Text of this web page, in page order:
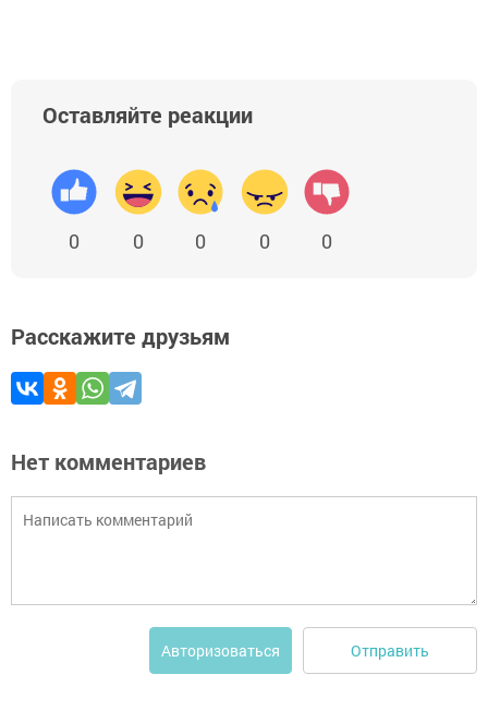
Оставляйте реакции
0 0 0 0 0
Расскажите друзьям
Нет комментариев
Авторизоваться Отправить